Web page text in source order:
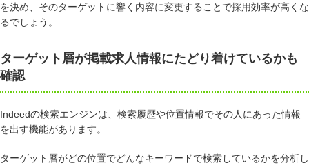
を決め、そのターゲットに響く内容に変更することで採用効率が高くな
るでしょう。
ターゲット層が掲載求人情報にたどり着けているかも
確認
Indeedの検索エンジンは、検索履歴や位置情報でその人にあった情報
を出す機能があります。
ターゲット層がどの位置でどんなキーワードで検索しているかを分析し